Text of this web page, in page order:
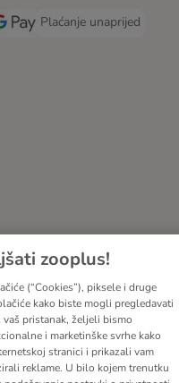
Method
Method
pay Payment Method
Plaćanje unaprijed
Plaćanje unaprijed
Impressum
DSA
Kontakt
plaćanja
zooplus!
(“Cookies”), piksele i druge
kako biste mogli pregledavati
pristanak, željeli bismo
i marketinške svrhe kako
stranici i prikazali vam
reklame. U bilo kojem trenutku